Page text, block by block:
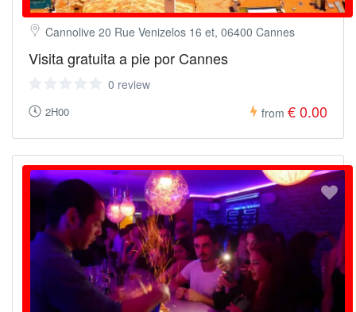
Cannolive 20 Rue Venizelos 16 et, 06400 Cannes
Visita gratuita a pie por Cannes
0 review
2H00 from € 0.00